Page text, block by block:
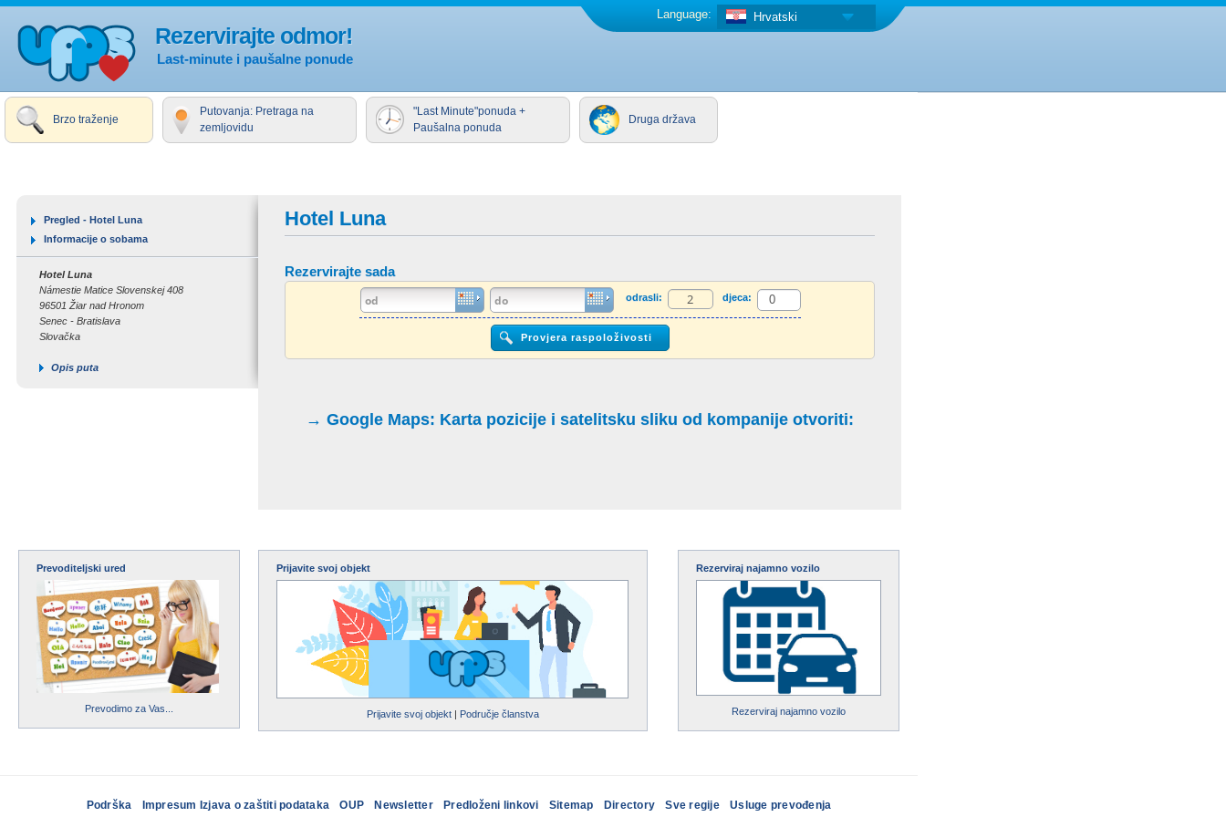
Rezervirajte odmor!
Last-minute i paušalne ponude
Hrvatski
Language:
Brzo traženje
Putovanja: Pretraga na
zemljovidu
"Last Minute"ponuda +
Paušalna ponuda
Druga država
Hotel Luna
Rezervirajte sada
odrasli: djeca:
→ Google Maps: Karta pozicije i satelitsku sliku od kompanije otvoriti:
Pregled - Hotel Luna
Informacije o sobama
Hotel Luna
Námestie Matice Slovenskej 408
96501 Žiar nad Hronom
Senec - Bratislava
Slovačka
Opis puta
Prevoditeljski ured
Prevodimo za Vas...
Prijavite svoj objekt
Prijavite svoj objekt| Područje članstva
Rezerviraj najamno vozilo
Rezerviraj najamno vozilo
Podrška Impresum Izjava o zaštiti podataka OUP Newsletter Predloženi linkovi Sitemap Directory Sve regije Usluge prevođenja